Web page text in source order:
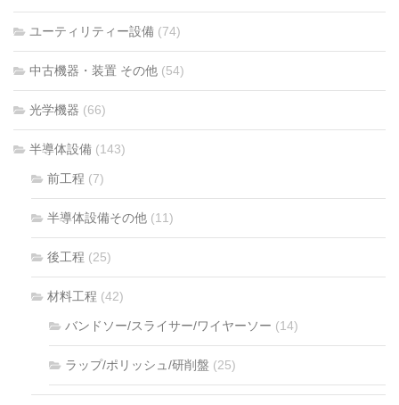
ユーティリティー設備 (74)
中古機器・装置 その他 (54)
光学機器 (66)
半導体設備 (143)
前工程 (7)
半導体設備その他 (11)
後工程 (25)
材料工程 (42)
バンドソー/スライサー/ワイヤーソー (14)
ラップ/ポリッシュ/研削盤 (25)